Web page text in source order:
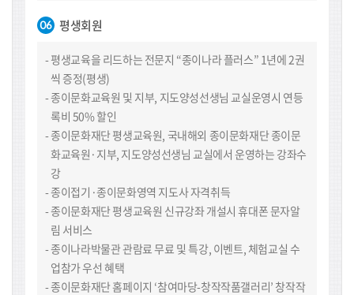
평생회원
평생교육을 리드하는 전문지 “종이나라 플러스” 1년에 2권
씩 증정(평생)
종이문화교육원 및 지부, 지도양성선생님 교실운영시 연등
록비 50% 할인
종이문화재단 평생교육원, 국내해외 종이문화재단 종이문
화교육원·지부, 지도양성선생님 교실에서 운영하는 강좌수
강
종이접기·종이문화영역 지도사 자격취득
종이문화재단 평생교육원 신규강좌 개설시 휴대폰 문자알
림 서비스
종이나라박물관 관람료 무료 및 특강, 이벤트, 체험교실 수
업참가 우선 혜택
종이문화재단 홈페이지 ‘참여마당-창작작품갤러리’ 창작작